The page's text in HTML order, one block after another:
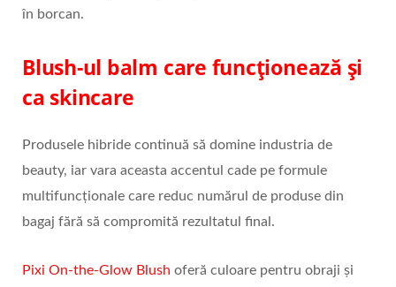
în borcan.
Blush-ul balm care funcționează și
ca skincare
Produsele hibride continuă să domine industria de
beauty, iar vara aceasta accentul cade pe formule
multifuncționale care reduc numărul de produse din
bagaj fără să compromită rezultatul final.
Pixi On-the-Glow Blush oferă culoare pentru obraji și